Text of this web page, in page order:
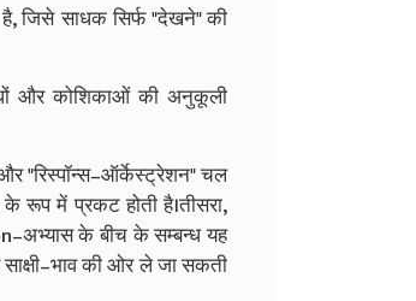
है, जिसे साधक सिर्फ "देखने" की
और कोशिकाओं की अनुकूली
"रिस्पॉन्स–ऑर्केस्ट्रेशन" चल
रूप में प्रकट होती है।तीसरा,
के बीच के सम्बन्ध यह
की ओर ले जा सकती